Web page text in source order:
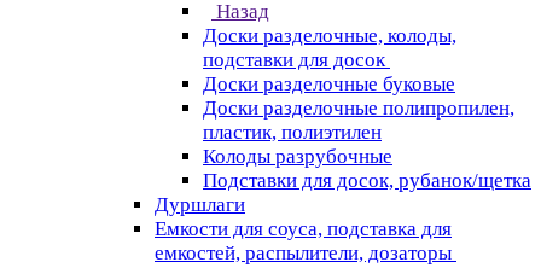
Назад
Доски разделочные, колоды,
подставки для досок
Доски разделочные буковые
Доски разделочные полипропилен,
пластик, полиэтилен
Колоды разрубочные
Подставки для досок, рубанок/щетка
Дуршлаги
Емкости для соуса, подставка для
емкостей, распылители, дозаторы